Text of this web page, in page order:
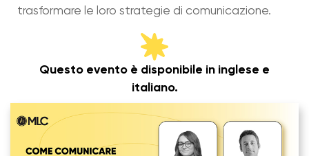
trasformare le loro strategie di comunicazione.
Questo evento è disponibile in inglese e
italiano.